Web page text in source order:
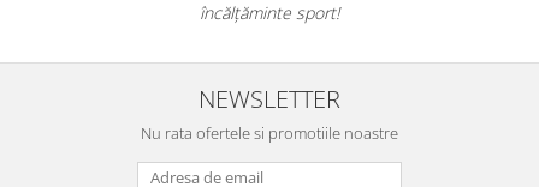
încălțăminte sport!
NEWSLETTER
Nu rata ofertele si promotiile noastre